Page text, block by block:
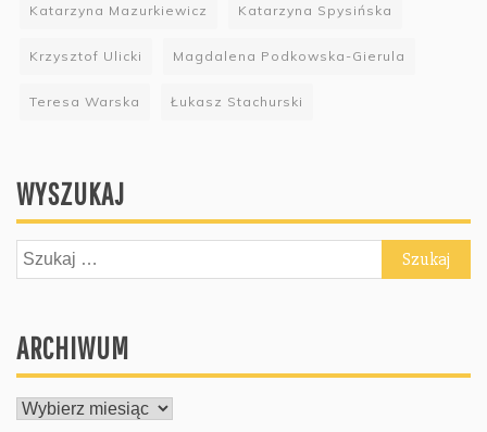
Katarzyna Mazurkiewicz Katarzyna Spysińska
Krzysztof Ulicki Magdalena Podkowska-Gierula
Teresa Warska Łukasz Stachurski
WYSZUKAJ
Szukaj:
ARCHIWUM
ARCHIWUM